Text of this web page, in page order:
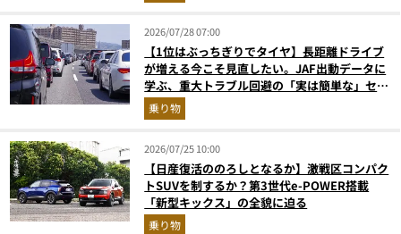
2026/07/28 07:00
【1位はぶっちぎりでタイヤ】長距離ドライブ
が増える今こそ見直したい。JAF出動データに
学ぶ、重大トラブル回避の「実は簡単な」セル
フメンテ術
乗り物
2026/07/25 10:00
【日産復活ののろしとなるか】激戦区コンパク
トSUVを制するか？第3世代e-POWER搭載
「新型キックス」の全貌に迫る
乗り物